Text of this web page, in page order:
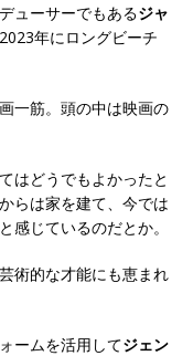
ューサーでもあるジャ
年にロングビーチ
一筋。頭の中は映画の
はどうでもよかったと
らは家を建て、今では
感じているのだとか。
術的な才能にも恵まれ
ームを活用してジェン